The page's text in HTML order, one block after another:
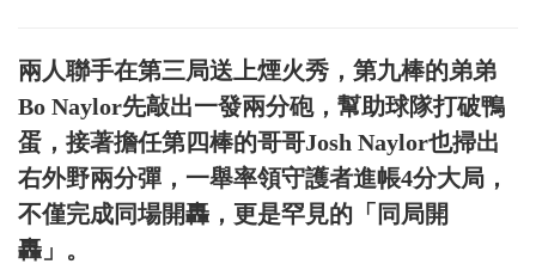
兩人聯手在第三局送上煙火秀，第九棒的弟弟
Bo Naylor先敲出一發兩分砲，幫助球隊打破鴨
蛋，接著擔任第四棒的哥哥Josh Naylor也掃出
右外野兩分彈，一舉率領守護者進帳4分大局，
不僅完成同場開轟，更是罕見的「同局開
轟」。